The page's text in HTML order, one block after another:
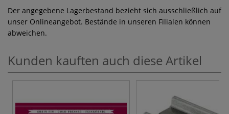
Der angegebene Lagerbestand bezieht sich ausschließlich auf
unser Onlineangebot. Bestände in unseren Filialen können
abweichen.
Kunden kauften auch diese Artikel